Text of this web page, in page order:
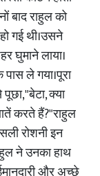
बाद राहुल को
गई थी।उसने
घुमाने लाया।
ले गया।पूरा
क्या
करते हैं?"राहुल
रोशनी इन
ने उनका हाथ